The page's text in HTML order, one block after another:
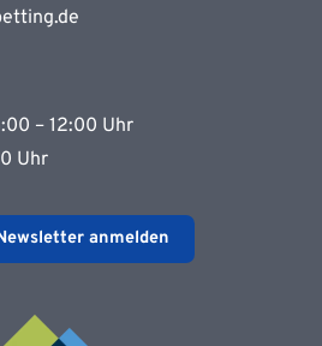
– 12:00 Uhr
Uhr
anmelden